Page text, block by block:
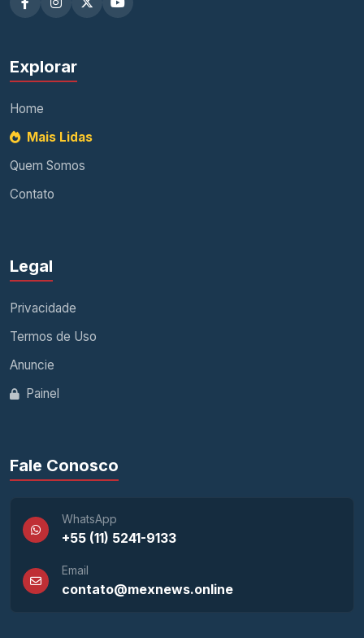
Explorar
Home
Mais Lidas
Quem Somos
Contato
Legal
Privacidade
Termos de Uso
Anuncie
Painel
Fale Conosco
WhatsApp
+55 (11) 5241-9133
Email
contato@mexnews.online